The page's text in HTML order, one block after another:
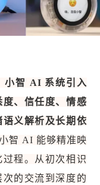
小智 AI 系统引入
、信任度、情感
义解析及长期依
智 AI 能够精准映
程。从初次相识
的交流到深度的